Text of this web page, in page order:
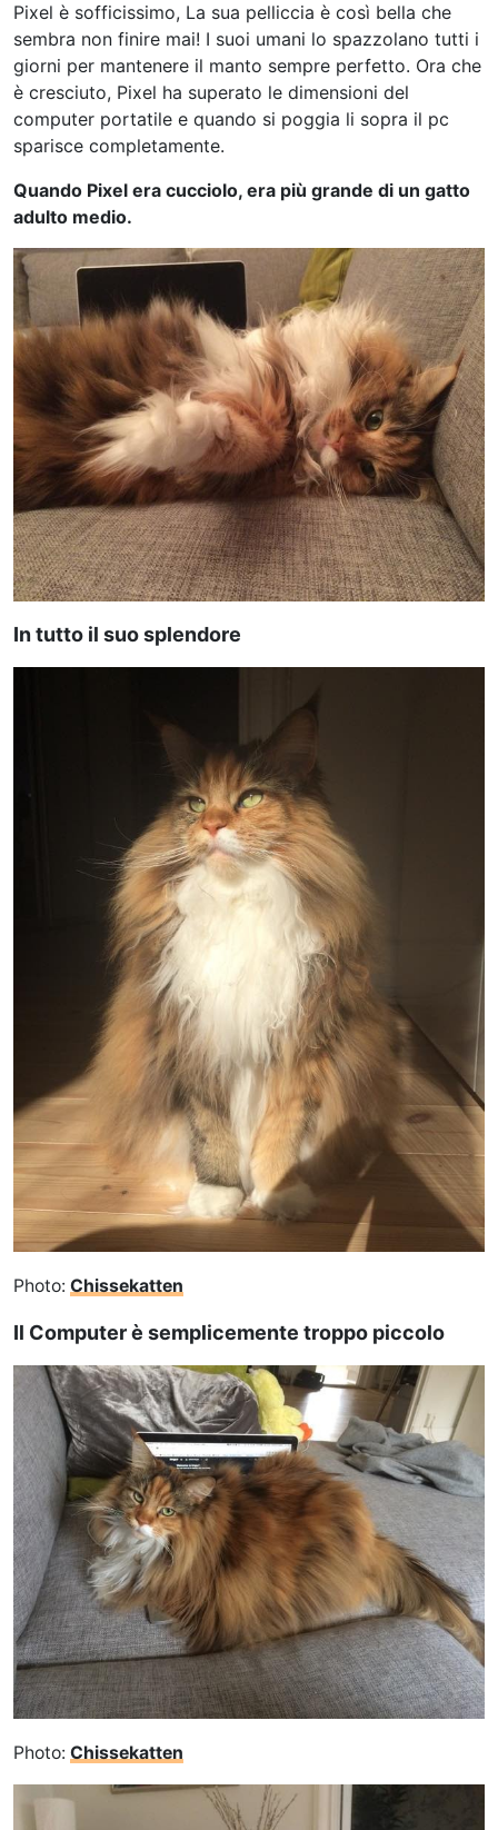
Pixel è sofficissimo, La sua pelliccia è così bella che
sembra non finire mai! I suoi umani lo spazzolano tutti i
giorni per mantenere il manto sempre perfetto. Ora che
è cresciuto, Pixel ha superato le dimensioni del
computer portatile e quando si poggia li sopra il pc
sparisce completamente.
Quando Pixel era cucciolo, era più grande di un gatto
adulto medio.
In tutto il suo splendore
Photo: Chissekatten
Il Computer è semplicemente troppo piccolo
Photo: Chissekatten